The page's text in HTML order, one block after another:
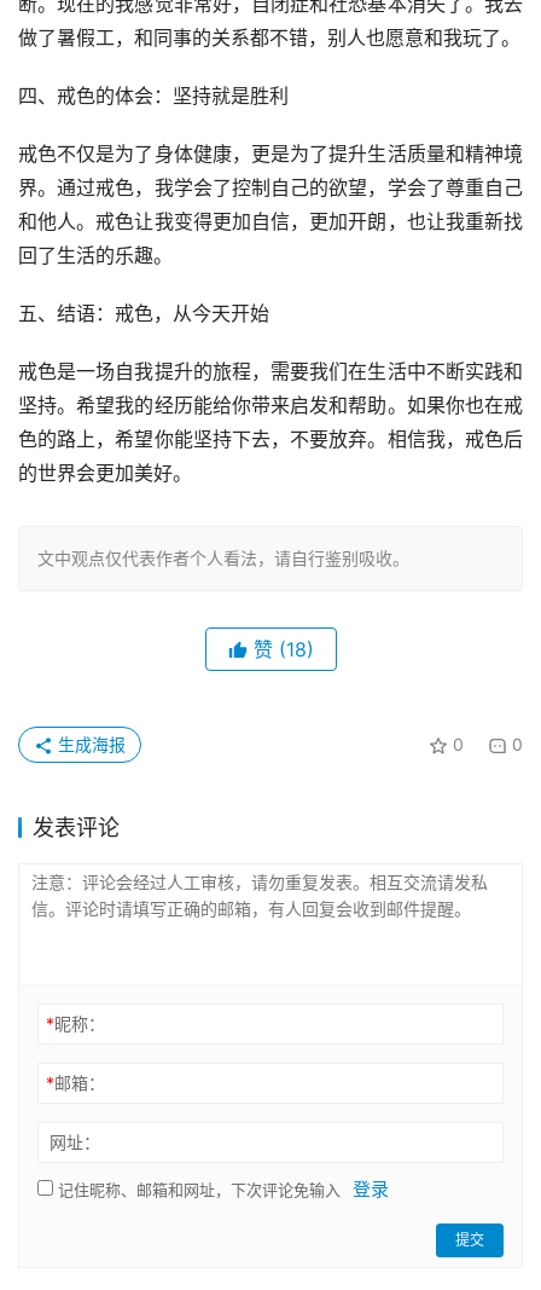
做了暑假工，和同事的关系都不错，别人也愿意和我玩了。
四、戒色的体会：坚持就是胜利
戒色不仅是为了身体健康，更是为了提升生活质量和精神境
界。通过戒色，我学会了控制自己的欲望，学会了尊重自己
和他人。戒色让我变得更加自信，更加开朗，也让我重新找
回了生活的乐趣。
五、结语：戒色，从今天开始
戒色是一场自我提升的旅程，需要我们在生活中不断实践和
坚持。希望我的经历能给你带来启发和帮助。如果你也在戒
色的路上，希望你能坚持下去，不要放弃。相信我，戒色后
的世界会更加美好。
文中观点仅代表作者个人看法，请自行鉴别吸收。
赞 (18)
0 0
生成海报
发表评论
*昵称：
*邮箱：
网址：
记住昵称、邮箱和网址，下次评论免输入 登录
提交